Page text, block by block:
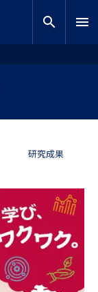
search menu
研究成果